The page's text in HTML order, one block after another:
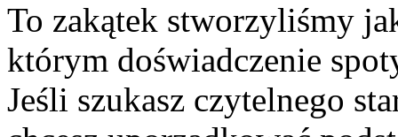
To zakątek stworzyliśmy
którym doświadczenie
Jeśli szukasz czytelnego